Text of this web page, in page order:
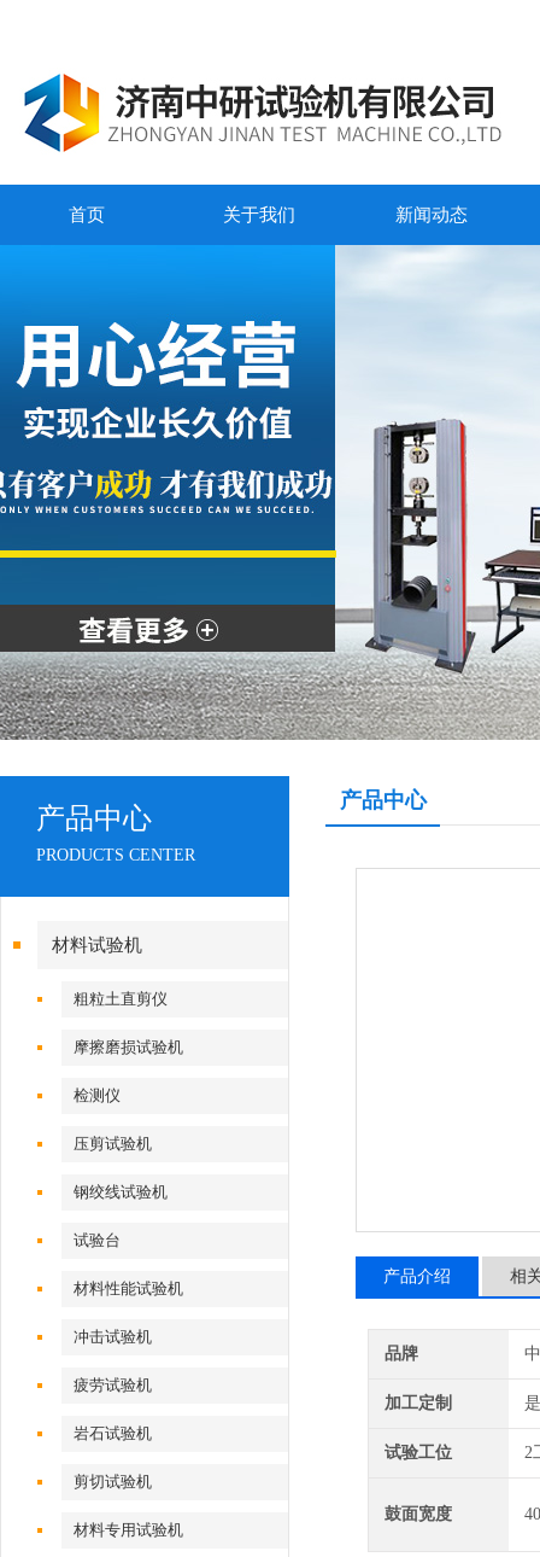
首页 关于我们 新闻动态
产品中心
PRODUCTS CENTER
材料试验机
粗粒土直剪仪
摩擦磨损试验机
检测仪
压剪试验机
钢绞线试验机
试验台
材料性能试验机
冲击试验机
疲劳试验机
岩石试验机
剪切试验机
材料专用试验机
产品中心
产品介绍 相
品牌
加工定制 是
试验工位 2
鼓面宽度